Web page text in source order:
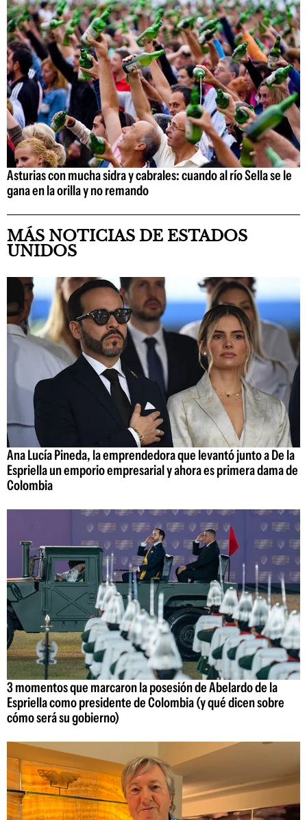
Asturias con mucha sidra y cabrales: cuando al río Sella se le
gana en la orilla y no remando
MÁS NOTICIAS DE ESTADOS
UNIDOS
Ana Lucía Pineda, la emprendedora que levantó junto a De la
Espriella un emporio empresarial y ahora es primera dama de
Colombia
3 momentos que marcaron la posesión de Abelardo de la
Espriella como presidente de Colombia (y qué dicen sobre
cómo será su gobierno)